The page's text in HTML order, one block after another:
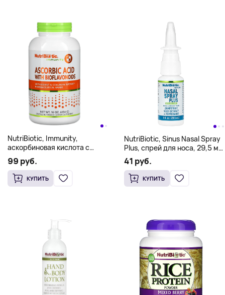
NutriBiotic, Immunity,
аскорбиновая кислота с
биофлавоноидами, 454 г (16
унций)
99 руб.
КУПИТЬ
NutriBiotic, Sinus Nasal Spray
Plus, спрей для носа, 29,5 мл
(1 жидк. унция)
41 руб.
КУПИТЬ